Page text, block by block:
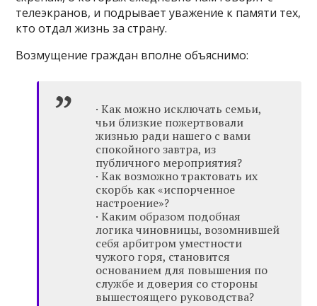
телеэкранов, и подрывает уважение к памяти тех,
кто отдал жизнь за страну.
Возмущение граждан вполне объяснимо:
· Как можно исключать семьи,
чьи близкие пожертвовали
жизнью ради нашего с вами
спокойного завтра, из
публичного мероприятия?
· Как возможно трактовать их
скорбь как «испорченное
настроение»?
· Каким образом подобная
логика чиновницы, возомнившей
себя арбитром уместности
чужого горя, становится
основанием для повышения по
службе и доверия со стороны
вышестоящего руководства?